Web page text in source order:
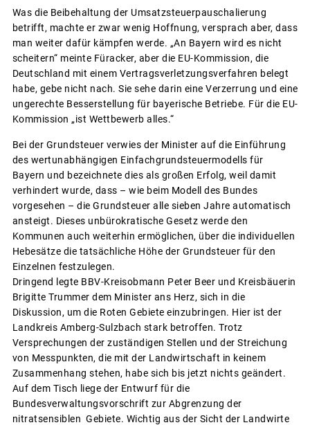
Was die Beibehaltung der Umsatzsteuerpauschalierung
betrifft, machte er zwar wenig Hoffnung, versprach aber, dass
man weiter dafür kämpfen werde. „An Bayern wird es nicht
scheitern“ meinte Füracker, aber die EU-Kommission, die
Deutschland mit einem Vertragsverletzungsverfahren belegt
habe, gebe nicht nach. Sie sehe darin eine Verzerrung und eine
ungerechte Besserstellung für bayerische Betriebe. Für die EU-
Kommission „ist Wettbewerb alles.“
Bei der Grundsteuer verwies der Minister auf die Einführung
des wertunabhängigen Einfachgrundsteuermodells für
Bayern und bezeichnete dies als großen Erfolg, weil damit
verhindert wurde, dass – wie beim Modell des Bundes
vorgesehen – die Grundsteuer alle sieben Jahre automatisch
ansteigt. Dieses unbürokratische Gesetz werde den
Kommunen auch weiterhin ermöglichen, über die individuellen
Hebesätze die tatsächliche Höhe der Grundsteuer für den
Einzelnen festzulegen.
Dringend legte BBV-Kreisobmann Peter Beer und Kreisbäuerin
Brigitte Trummer dem Minister ans Herz, sich in die
Diskussion, um die Roten Gebiete einzubringen. Hier ist der
Landkreis Amberg-Sulzbach stark betroffen. Trotz
Versprechungen der zuständigen Stellen und der Streichung
von Messpunkten, die mit der Landwirtschaft in keinem
Zusammenhang stehen, habe sich bis jetzt nichts geändert.
Auf dem Tisch liege der Entwurf für die
Bundesverwaltungsvorschrift zur Abgrenzung der
nitratsensiblen Gebiete. Wichtig aus der Sicht der Landwirte